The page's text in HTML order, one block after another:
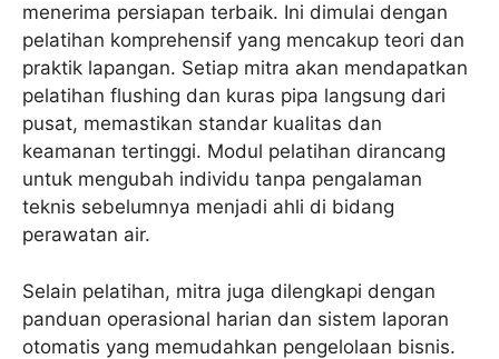
menerima persiapan terbaik. Ini dimulai dengan
pelatihan komprehensif yang mencakup teori dan
praktik lapangan. Setiap mitra akan mendapatkan
pelatihan flushing dan kuras pipa langsung dari
pusat, memastikan standar kualitas dan
keamanan tertinggi. Modul pelatihan dirancang
untuk mengubah individu tanpa pengalaman
teknis sebelumnya menjadi ahli di bidang
perawatan air.
Selain pelatihan, mitra juga dilengkapi dengan
panduan operasional harian dan sistem laporan
otomatis yang memudahkan pengelolaan bisnis.